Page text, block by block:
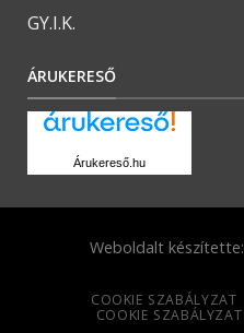
GY.I.K.
ÁRUKERESŐ
Árukereső.hu
Weboldalt készítette:
COOKIE SZABÁLYZAT
COOKIE SZABÁLYZAT